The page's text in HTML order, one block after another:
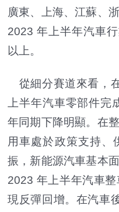
廣東、上海、江蘇、
2023 年上半年汽車
以上。
從細分賽道來看，
上半年汽車零部件
年同期下降明顯。在
用車處於政策支持、
振，新能源汽車基本
2023 年上半年汽車
現反彈回增。在汽車